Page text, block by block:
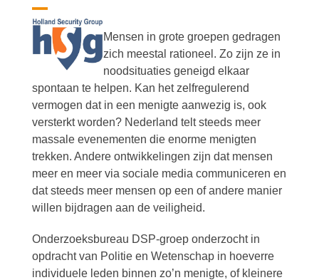
Open
mobile
menu
Close
mobile
menu
Mensen in grote groepen gedragen
zich meestal rationeel. Zo zijn ze in
noodsituaties geneigd elkaar
spontaan te helpen. Kan het zelfregulerend
vermogen dat in een menigte aanwezig is, ook
versterkt worden? Nederland telt steeds meer
massale evenementen die enorme menigten
trekken. Andere ontwikkelingen zijn dat mensen
meer en meer via sociale media communiceren en
dat steeds meer mensen op een of andere manier
willen bijdragen aan de veiligheid.
Onderzoeksbureau DSP-groep onderzocht in
opdracht van Politie en Wetenschap in hoeverre
individuele leden binnen zo’n menigte, of kleinere